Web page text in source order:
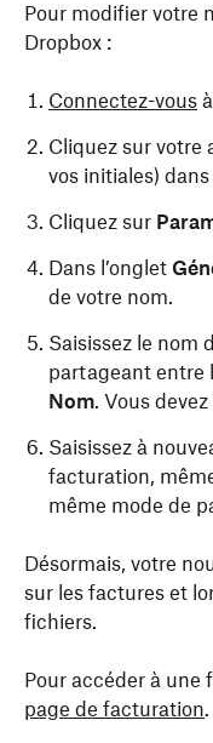
Pour modifier votre
Dropbox :
Connectez-vous
Cliquez sur votre
vos initiales)
Cliquez sur
Dans l’onglet
de votre nom.
Saisissez le nom
partageant entre
Nom. Vous
Saisissez à
facturation,
même mode de
Désormais, votre
sur les factures et
fichiers.
Pour accéder à une
page de facturation.